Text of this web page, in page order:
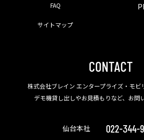
FAQ
サイトマップ
CONTACT
株式会社ブレイン エンタープライズ・モビ
デモ機貸し出しやお見積もりなど、お問
仙台本社 022-344-